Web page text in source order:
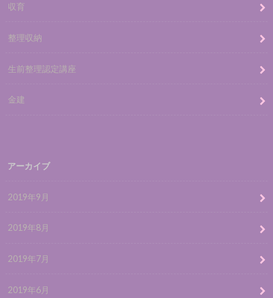
収育
整理収納
生前整理認定講座
金建
アーカイブ
2019年9月
2019年8月
2019年7月
2019年6月